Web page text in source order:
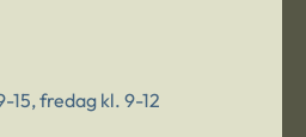
fredag kl. 9-12